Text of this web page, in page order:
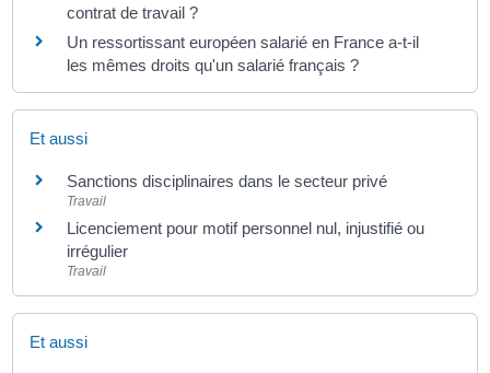
contrat de travail ?
Un ressortissant européen salarié en France a-t-il
les mêmes droits qu'un salarié français ?
Et aussi
Sanctions disciplinaires dans le secteur privé
Travail
Licenciement pour motif personnel nul, injustifié ou
irrégulier
Travail
Et aussi